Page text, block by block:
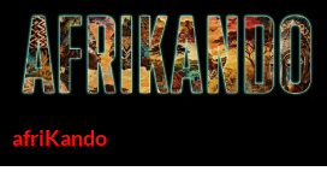
Saltar
contenido
afriKando